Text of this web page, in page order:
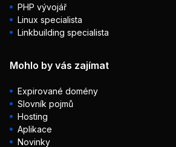
PHP vývojář
Linux specialista
Linkbuilding specialista
Mohlo by vás zajímat
Expirované domény
Slovník pojmů
Hosting
Aplikace
Novinky